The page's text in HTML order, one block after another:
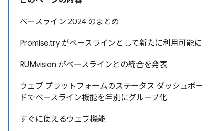
ベースライン 2024 のまとめ
Promise.try がベースラインとして新たに利用可能に
RUMvision がベースラインとの統合を発表
ウェブ プラットフォームのステータス ダッシュボー
ドでベースライン機能を年別にグループ化
すぐに使えるウェブ機能